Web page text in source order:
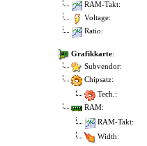
RAM-Takt:
Voltage:
Ratio:
Grafikkarte:
Subvendor:
Chipsatz:
Tech.:
RAM:
RAM-Takt:
Width: